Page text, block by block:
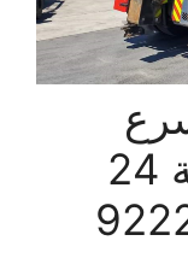
الخدمات المتواصلة 24